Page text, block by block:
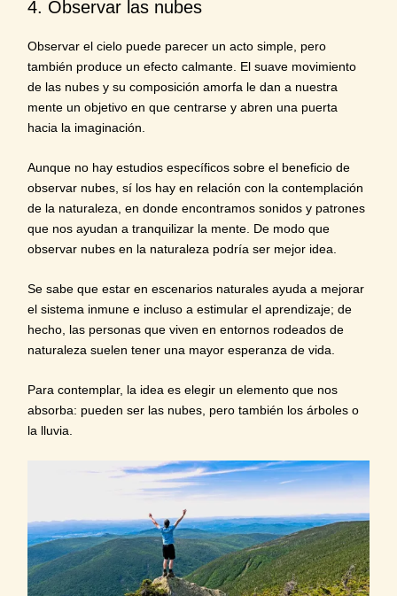
4. Observar las nubes
Observar el cielo puede parecer un acto simple, pero
también produce un efecto calmante. El suave movimiento
de las nubes y su composición amorfa le dan a nuestra
mente un objetivo en que centrarse y abren una puerta
hacia la imaginación.
Aunque no hay estudios específicos sobre el beneficio de
observar nubes, sí los hay en relación con la contemplación
de la naturaleza, en donde encontramos sonidos y patrones
que nos ayudan a tranquilizar la mente. De modo que
observar nubes en la naturaleza podría ser mejor idea.
Se sabe que estar en escenarios naturales ayuda a mejorar
el sistema inmune e incluso a estimular el aprendizaje; de
hecho, las personas que viven en entornos rodeados de
naturaleza suelen tener una mayor esperanza de vida.
Para contemplar, la idea es elegir un elemento que nos
absorba: pueden ser las nubes, pero también los árboles o
la lluvia.